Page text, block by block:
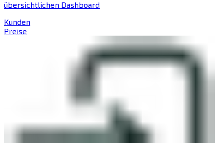
übersichtlichen Dashboard
Kunden
Preise